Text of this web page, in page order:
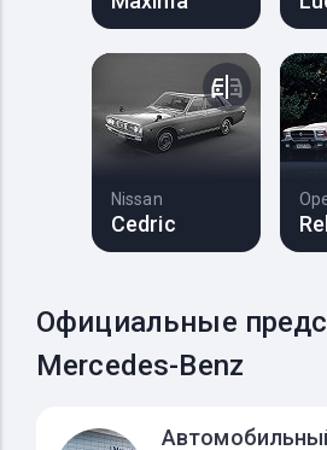
Nissan
Cedric
Официальные
Mercedes-Benz